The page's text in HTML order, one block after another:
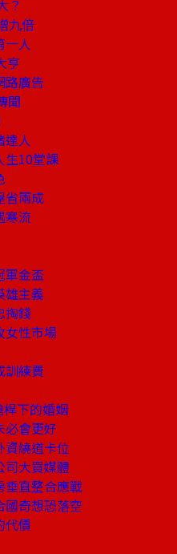
？
九倍
一人
亨
廣告
聞
達人
生10堂課
兩成
寒流
金盃
主義
掏錢
性市場
練費
下的婚姻
會更好
繞道卡位
大買媒體
直整合應戰
奇想恐落空
代價